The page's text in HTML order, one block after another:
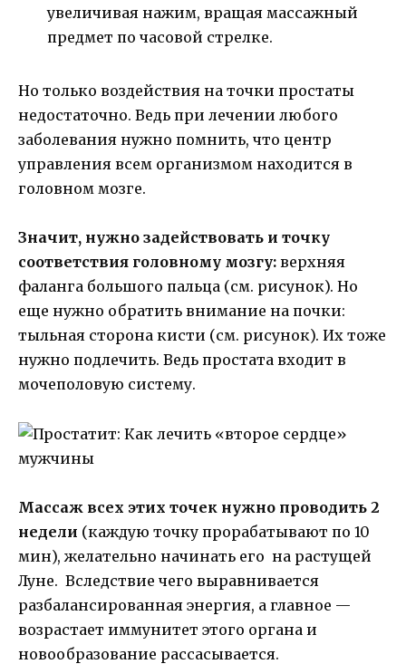
увеличивая нажим, вращая массажный
предмет по часовой стрелке.
Но только воздействия на точки простаты
недостаточно. Ведь при лечении любого
заболевания нужно помнить, что центр
управления всем организмом находится в
головном мозге.
Значит, нужно задействовать и точку
соответствия головному мозгу: верхняя
фаланга большого пальца (см. рисунок). Но
еще нужно обратить внимание на почки:
тыльная сторона кисти (см. рисунок). Их тоже
нужно подлечить. Ведь простата входит в
мочеполовую систему.
Массаж всех этих точек нужно проводить 2
недели (каждую точку прорабатывают по 10
мин), желательно начинать его на растущей
Луне. Вследствие чего выравнивается
разбалансированная энергия, а главное —
возрастает иммунитет этого органа и
новообразование рассасывается.